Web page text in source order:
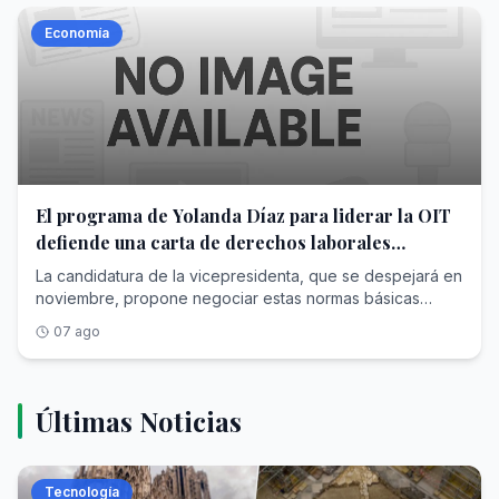
Economía
El programa de Yolanda Díaz para liderar la OIT
defiende una carta de derechos laborales
mínimos para todos los países
La candidatura de la vicepresidenta, que se despejará en
noviembre, propone negociar estas normas básicas
y trabajadores
07 ago
Últimas Noticias
Tecnología